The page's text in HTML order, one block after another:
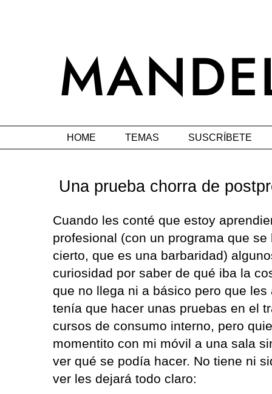
HOME TEMAS SUSCRÍBETE
Una prueba chorra de
Cuando les conté que estoy
profesional (con un programa que
cierto, que es una barbaridad)
curiosidad por saber de qué iba la
que no llega ni a básico pero que
tenía que hacer unas pruebas en el
cursos de consumo interno, pero
momentito con mi móvil a una sala
ver qué se podía hacer. No tiene ni
ver les dejará todo claro: